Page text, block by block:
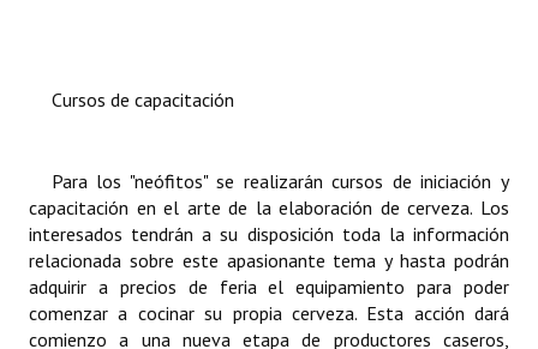
Cursos de capacitación
Para los "neófitos" se realizarán cursos de iniciación y
capacitación en el arte de la elaboración de cerveza. Los
interesados tendrán a su disposición toda la información
relacionada sobre este apasionante tema y hasta podrán
adquirir a precios de feria el equipamiento para poder
comenzar a cocinar su propia cerveza. Esta acción dará
comienzo a una nueva etapa de productores caseros,